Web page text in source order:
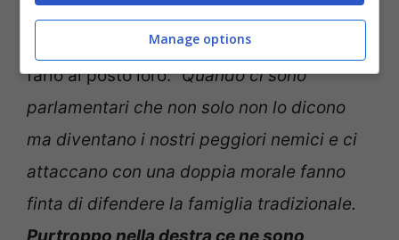
finita qui visto che l’ex parlamentare, a
quanto pare, è stata tentata di dirlo e di
farlo al posto loro: “Quando ci sono
parlamentari che non solo non lo dicono
ma diventano i nostri peggiori nemici e ci
attaccano con una doppia morale fanno
finta di difendere la famiglia tradizionale.
Manage options